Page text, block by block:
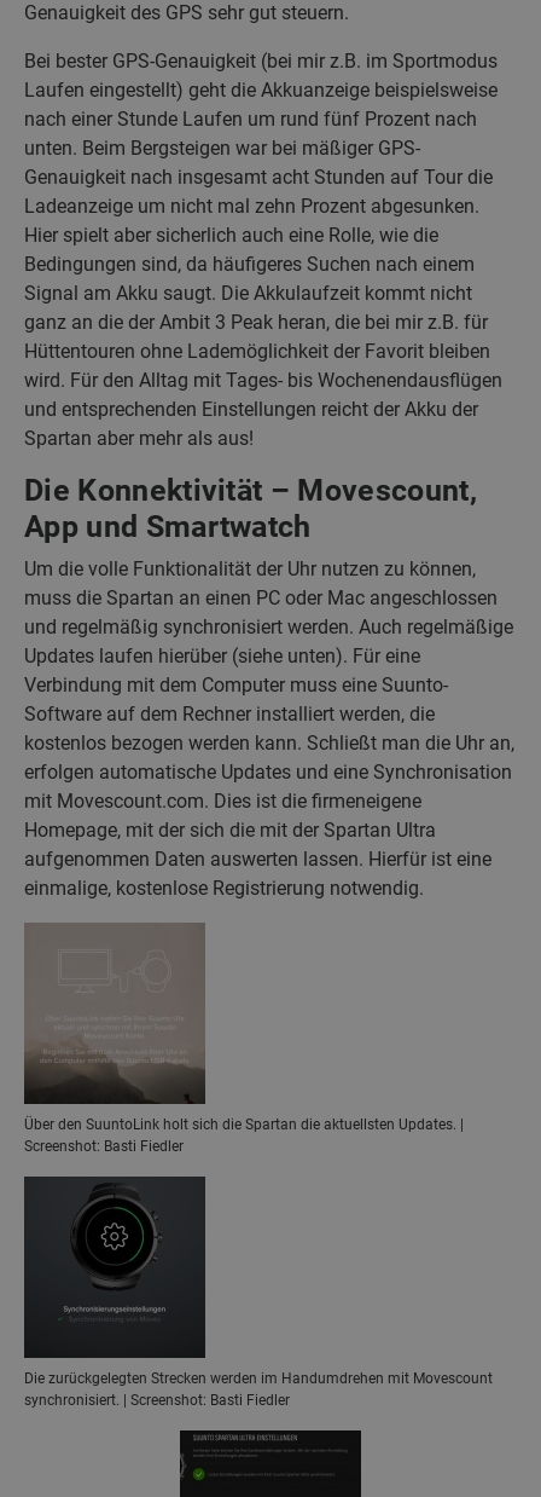
Genauigkeit des GPS sehr gut steuern.
Bei bester GPS-Genauigkeit (bei mir z.B. im Sportmodus
Laufen eingestellt) geht die Akkuanzeige beispielsweise
nach einer Stunde Laufen um rund fünf Prozent nach
unten. Beim Bergsteigen war bei mäßiger GPS-
Genauigkeit nach insgesamt acht Stunden auf Tour die
Ladeanzeige um nicht mal zehn Prozent abgesunken.
Hier spielt aber sicherlich auch eine Rolle, wie die
Bedingungen sind, da häufigeres Suchen nach einem
Signal am Akku saugt. Die Akkulaufzeit kommt nicht
ganz an die der Ambit 3 Peak heran, die bei mir z.B. für
Hüttentouren ohne Lademöglichkeit der Favorit bleiben
wird. Für den Alltag mit Tages- bis Wochenendausflügen
und entsprechenden Einstellungen reicht der Akku der
Spartan aber mehr als aus!
Die Konnektivität – Movescount,
App und Smartwatch
Um die volle Funktionalität der Uhr nutzen zu können,
muss die Spartan an einen PC oder Mac angeschlossen
und regelmäßig synchronisiert werden. Auch regelmäßige
Updates laufen hierüber (siehe unten). Für eine
Verbindung mit dem Computer muss eine Suunto-
Software auf dem Rechner installiert werden, die
kostenlos bezogen werden kann. Schließt man die Uhr an,
erfolgen automatische Updates und eine Synchronisation
mit Movescount.com. Dies ist die firmeneigene
Homepage, mit der sich die mit der Spartan Ultra
aufgenommen Daten auswerten lassen. Hierfür ist eine
einmalige, kostenlose Registrierung notwendig.
Über den SuuntoLink holt sich die Spartan die aktuellsten Updates. |
Screenshot: Basti Fiedler
Die zurückgelegten Strecken werden im Handumdrehen mit Movescount
synchronisiert. | Screenshot: Basti Fiedler